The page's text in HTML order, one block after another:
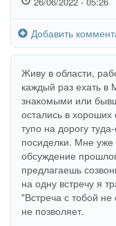
Добавить
Живу в области,
каждый раз ехать в
знакомыми или
остались в хороших
тупо на дорогу
посиделки. Мне уже
обсуждение
предлагаешь
на одну встречу я
"Встреча с тобой не
не позволяет.